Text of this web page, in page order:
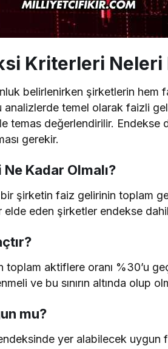
Kriterleri
belirlenirken şirketlerin hem
analizlerde temel olarak faizli
temas değerlendirilir.
gerekir.
Kadar Olmalı?
şirketin faiz gelirinin toplam
elde eden şirketler endekse
toplam aktiflere oranı %30’u
ve bu sınırın altında olup
mu?
yer alabilecek uygun